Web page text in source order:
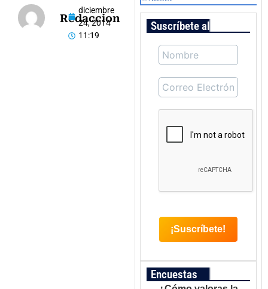
Redaccion
diciembre
24, 2014
11:19
Suscríbete al boletín
Encuestas